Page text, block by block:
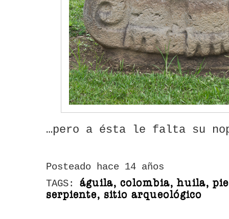
…pero a ésta le falta su
Posteado hace 14 años
TAGS: águila, colombia, huila,
serpiente, sitio arqueológico